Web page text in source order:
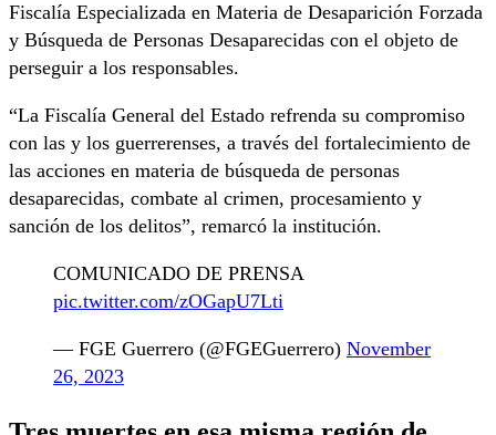
Fiscalía Especializada en Materia de Desaparición Forzada
y Búsqueda de Personas Desaparecidas con el objeto de
perseguir a los responsables.
“La Fiscalía General del Estado refrenda su compromiso
con las y los guerrerenses, a través del fortalecimiento de
las acciones en materia de búsqueda de personas
desaparecidas, combate al crimen, procesamiento y
sanción de los delitos”, remarcó la institución.
COMUNICADO DE PRENSA
pic.twitter.com/zOGapU7Lti
— FGE Guerrero (@FGEGuerrero) November
26, 2023